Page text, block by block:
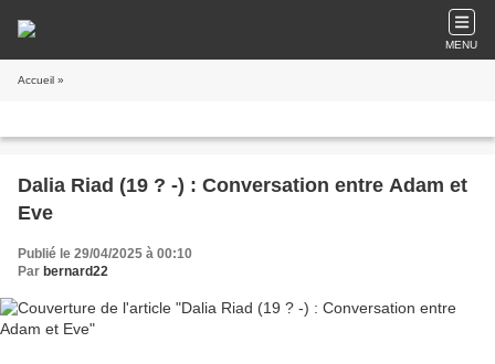
MENU
Accueil »
Dalia Riad (19 ? -) : Conversation entre Adam et
Eve
Publié le 29/04/2025 à 00:10
Par bernard22